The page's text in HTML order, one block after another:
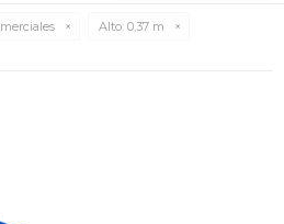
Alto: 0,37 m